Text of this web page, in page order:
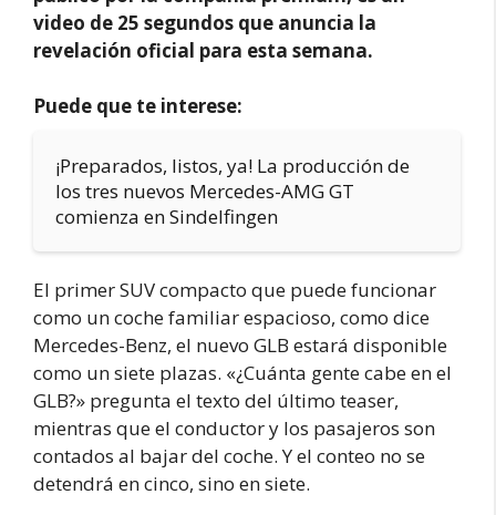
video de 25 segundos que anuncia la
revelación oficial para esta semana.
Puede que te interese:
¡Preparados, listos, ya! La producción de
los tres nuevos Mercedes-AMG GT
comienza en Sindelfingen
El primer SUV compacto que puede funcionar
como un coche familiar espacioso, como dice
Mercedes-Benz, el nuevo GLB estará disponible
como un siete plazas. «¿Cuánta gente cabe en el
GLB?» pregunta el texto del último teaser,
mientras que el conductor y los pasajeros son
contados al bajar del coche. Y el conteo no se
detendrá en cinco, sino en siete.